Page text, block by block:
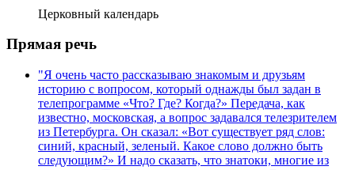
Церковный календарь
Прямая речь
"Я очень часто рассказываю знакомым и друзьям
историю с вопросом, который однажды был задан в
телепрограмме «Что? Где? Когда?» Передача, как
известно, московская, а вопрос задавался телезрителем
из Петербурга. Он сказал: «Вот существует ряд слов:
синий, красный, зеленый. Какое слово должно быть
следующим?» И надо сказать, что знатоки, многие из